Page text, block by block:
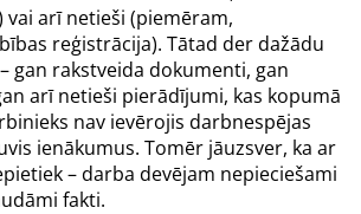
vai arī netieši (piemēram,
reģistrācija). Tātad der dažādu
gan rakstveida dokumenti, gan
arī netieši pierādījumi, kas kopumā
nav ievērojis darbnespējas
ienākumus. Tomēr jāuzsver, ka ar
– darba devējam nepieciešami
fakti.